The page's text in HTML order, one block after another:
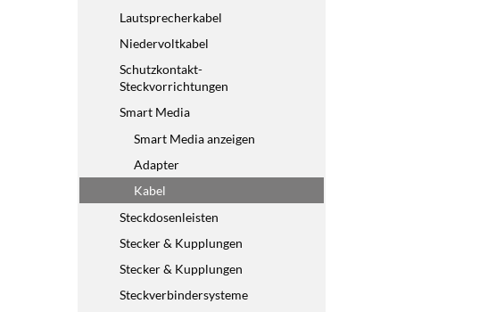
Lautsprecherkabel
Niedervoltkabel
Schutzkontakt-
Steckvorrichtungen
Smart Media
Smart Media anzeigen
Adapter
Kabel
Steckdosenleisten
Stecker & Kupplungen
Stecker & Kupplungen
Steckverbindersysteme